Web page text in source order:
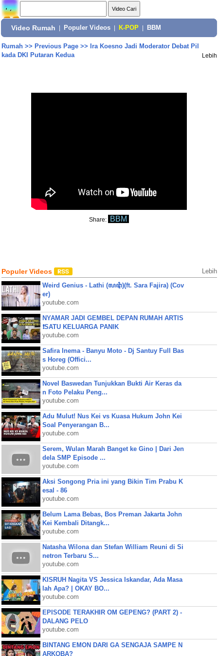
Video Rumah Populer Videos K-POP BBM
Rumah>> Previous Page>> Ira Koesno Jadi Moderator Debat Pil
kada DKI Putaran Kedua
Lebih
Share: BBM
Populer Videos Lebih
Weird Genius - Lathi (ꦭꦛꦶ)(ft. Sara Fajira) (Cov
er)
youtube.com
NYAMAR JADI GEMBEL DEPAN RUMAH ARTIS
❗SATU KELUARGA PANIK
youtube.com
Safira Inema - Banyu Moto - Dj Santuy Full Bas
s Horeg (Offici...
youtube.com
Novel Baswedan Tunjukkan Bukti Air Keras da
n Foto Pelaku Peng...
youtube.com
Adu Mulut! Nus Kei vs Kuasa Hukum John Kei
Soal Penyerangan B...
youtube.com
Serem, Wulan Marah Banget ke Gino | Dari Jen
dela SMP Episode ...
youtube.com
Aksi Songong Pria ini yang Bikin Tim Prabu K
esal - 86
youtube.com
Belum Lama Bebas, Bos Preman Jakarta John
Kei Kembali Ditangk...
youtube.com
Natasha Wilona dan Stefan William Reuni di Si
netron Terbaru S...
youtube.com
KISRUH Nagita VS Jessica Iskandar, Ada Masa
lah Apa? | OKAY BO...
youtube.com
EPISODE TERAKHIR OM GEPENG? (PART 2) -
DALANG PELO
youtube.com
BINTANG EMON DARI GA SENGAJA SAMPE N
ARKOBA?